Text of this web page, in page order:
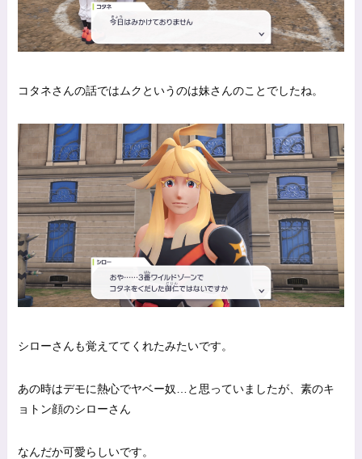
コタネさんの話ではムクというのは妹さんのことでしたね。
シローさんも覚えててくれたみたいです。
あの時はデモに熱心でヤベー奴…と思っていましたが、素のキ
ョトン顔のシローさん
なんだか可愛らしいです。